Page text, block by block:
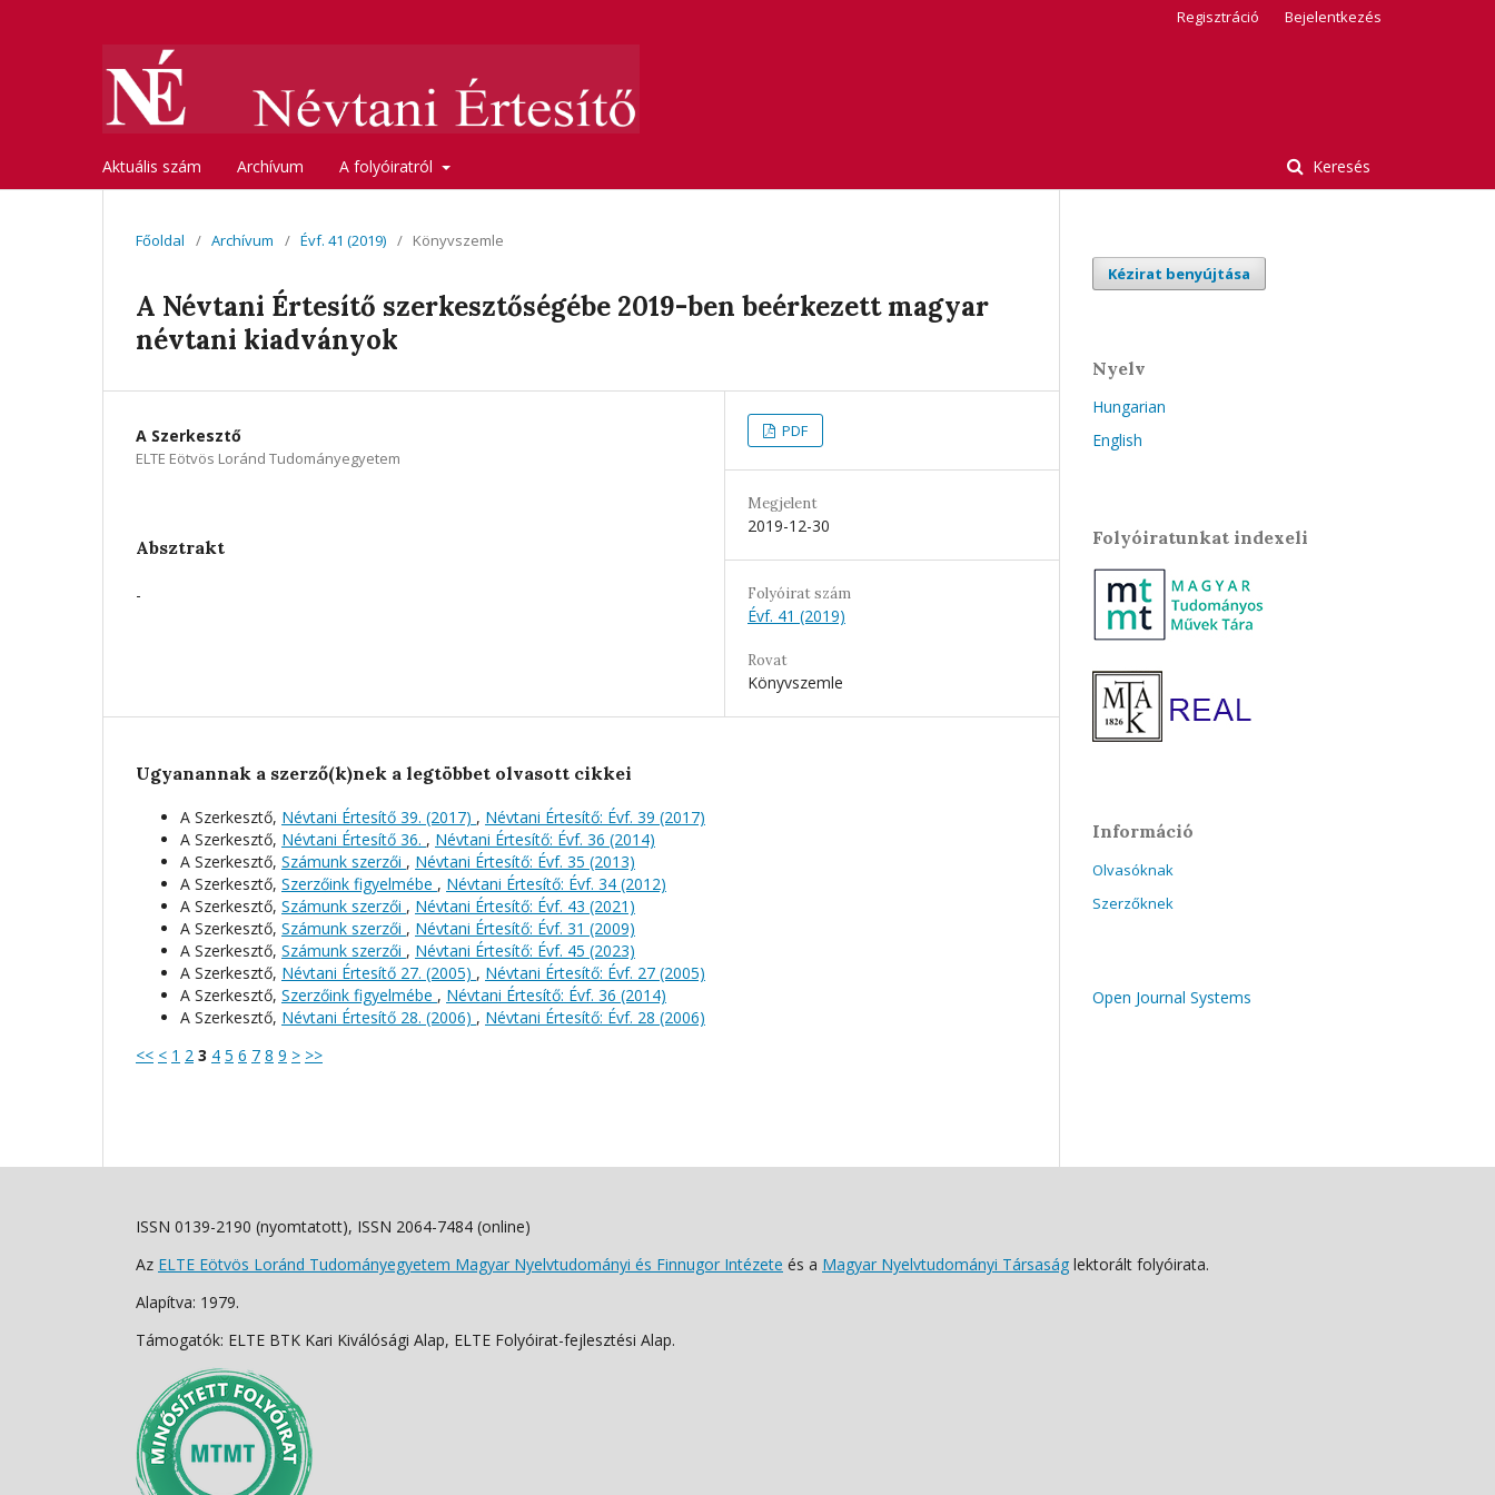
Aktuális szám Archívum A folyóiratról Keresés
Regisztráció Bejelentkezés
Főoldal / Archívum / Évf. 41 (2019) / Könyvszemle
A Névtani Értesítő szerkesztőségébe 2019-ben beérkezett magyar
névtani kiadványok
A Szerkesztő
ELTE Eötvös Loránd Tudományegyetem
Absztrakt
-
PDF
Megjelent
2019-12-30
Folyóirat szám
Évf. 41 (2019)
Rovat
Könyvszemle
Ugyanannak a szerző(k)nek a legtöbbet olvasott cikkei
A Szerkesztő, Névtani Értesítő 39. (2017) , Névtani Értesítő: Évf. 39 (2017)
A Szerkesztő, Névtani Értesítő 36. , Névtani Értesítő: Évf. 36 (2014)
A Szerkesztő, Számunk szerzői , Névtani Értesítő: Évf. 35 (2013)
A Szerkesztő, Szerzőink figyelmébe , Névtani Értesítő: Évf. 34 (2012)
A Szerkesztő, Számunk szerzői , Névtani Értesítő: Évf. 43 (2021)
A Szerkesztő, Számunk szerzői , Névtani Értesítő: Évf. 31 (2009)
A Szerkesztő, Számunk szerzői , Névtani Értesítő: Évf. 45 (2023)
A Szerkesztő, Névtani Értesítő 27. (2005) , Névtani Értesítő: Évf. 27 (2005)
A Szerkesztő, Szerzőink figyelmébe , Névtani Értesítő: Évf. 36 (2014)
A Szerkesztő, Névtani Értesítő 28. (2006) , Névtani Értesítő: Évf. 28 (2006)
<< < 1 2 3 4 5 6 7 8 9 > >>
Kézirat benyújtása
Nyelv
Hungarian
English
Folyóiratunkat indexeli
Információ
Olvasóknak
Szerzőknek
Open Journal Systems
ISSN 0139-2190 (nyomtatott), ISSN 2064-7484 (online)
Az ELTE Eötvös Loránd Tudományegyetem Magyar Nyelvtudományi és Finnugor Intézete és a Magyar Nyelvtudományi Társaság lektorált folyóirata.
Alapítva: 1979.
Támogatók: ELTE BTK Kari Kiválósági Alap, ELTE Folyóirat-fejlesztési Alap.